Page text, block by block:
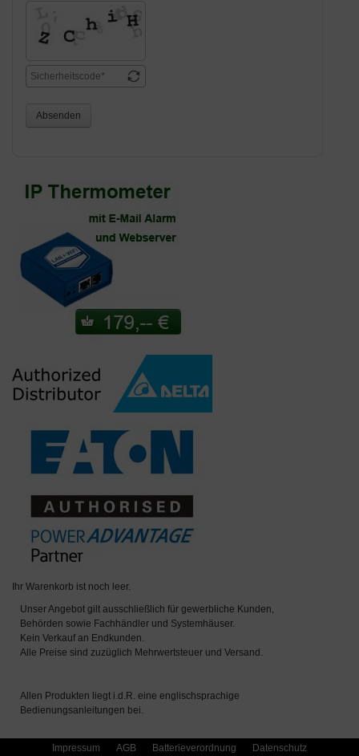
Absenden
Ihr Warenkorb ist noch leer.
Unser Angebot gilt ausschließlich für gewerbliche Kunden,
Behörden sowie Fachhändler und Systemhäuser.
Kein Verkauf an Endkunden.
Alle Preise sind zuzüglich Mehrwertsteuer und Versand.
Allen Produkten liegt i.d.R. eine englischsprachige
Bedienungsanleitungen bei.
Impressum AGB Batterieverordnung Datenschutz